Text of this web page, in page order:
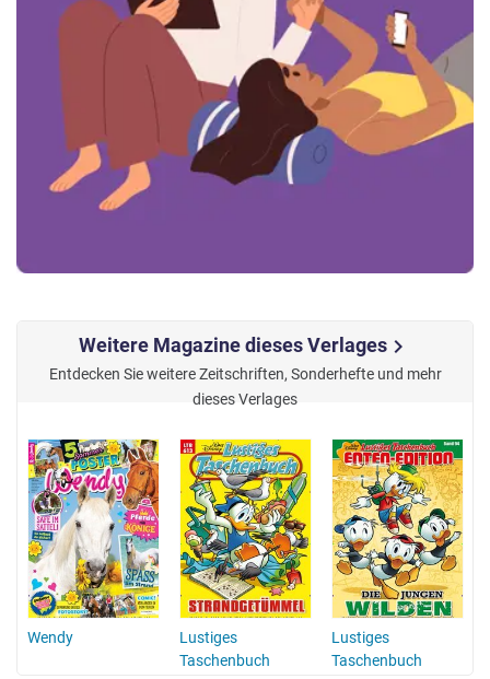
Weitere Magazine dieses Verlageschevron_right
Entdecken Sie weitere Zeitschriften, Sonderhefte und mehr
dieses Verlages
Wendy
Lustiges
Taschenbuch
Lustiges
Taschenbuch